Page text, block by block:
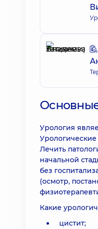
Урология
Лечить
начальной
без
(осмотр,
Какие
цистит;